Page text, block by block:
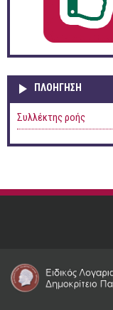
ΠΛΟΉΓΗΣΗ
Συλλέκτης ροής